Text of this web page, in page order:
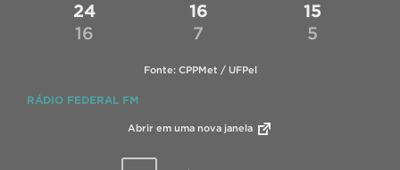
24
16
16
7
15
5
Fonte: CPPMet / UFPel
RÁDIO FEDERAL FM
Abrir em uma nova janela